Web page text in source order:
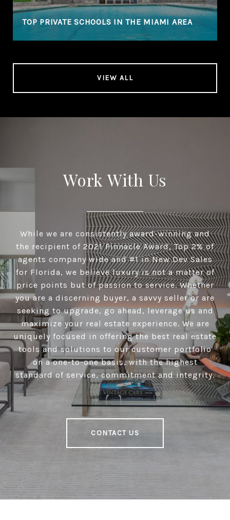
TOP PRIVATE SCHOOLS IN THE MIAMI AREA
VIEW ALL
Work With Us
While we are consistently award-winning and
the recipient of 2021 Pinnacle Award, Top 2% of
agents company wide and #1 in New Dev Sales
for Florida, we believe luxury is not a matter of
price points but of passion to service. Whether
you are a discerning buyer, a savvy seller or are
seeking to upgrade, go ahead, leverage us and
maximize your real estate experience. We are
uniquely focused in offering the best real estate
tools and solutions to our customer portfolio
on a one-to-one basis, with the highest
standard of service, commitment and integrity.
CONTACT US